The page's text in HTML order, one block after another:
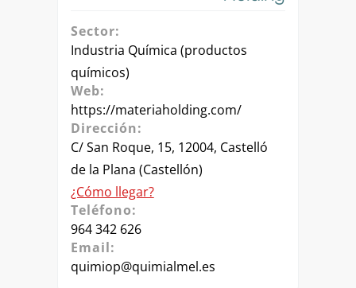
Sector:
Industria Química (productos
químicos)
Web:
https://materiaholding.com/
Dirección:
C/ San Roque, 15, 12004, Castelló
de la Plana (Castellón)
¿Cómo llegar?
Teléfono:
964 342 626
Email:
quimiop@quimialmel.es